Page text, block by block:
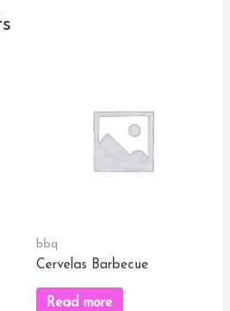
bbq
Cervelas Barbecue
Read more